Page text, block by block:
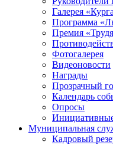
Галерея
Программа
Премия
Фотогалерея
Видеоновости
Награды
Прозрачный
Календарь
Опросы
Муниципальная
Кадровый